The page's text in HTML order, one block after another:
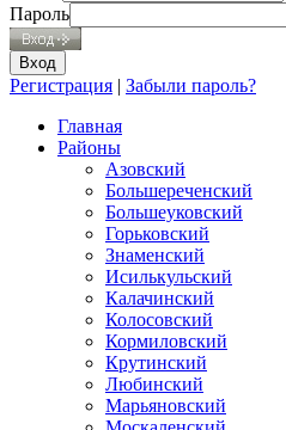
Пароль
Регистрация | Забыли пароль?
Главная
Районы
Азовский
Большереченский
Большеуковский
Горьковский
Знаменский
Исилькульский
Калачинский
Колосовский
Кормиловский
Крутинский
Любинский
Марьяновский